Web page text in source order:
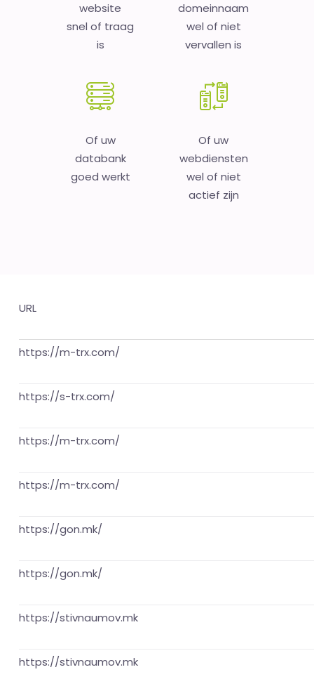
website
snel of traag
is
domeinnaam
wel of niet
vervallen is
Of uw
databank
goed werkt
Of uw
webdiensten
wel of niet
actief zijn
URL
https://m-trx.com/
https://s-trx.com/
https://m-trx.com/
https://m-trx.com/
https://gon.mk/
https://gon.mk/
https://stivnaumov.mk
https://stivnaumov.mk